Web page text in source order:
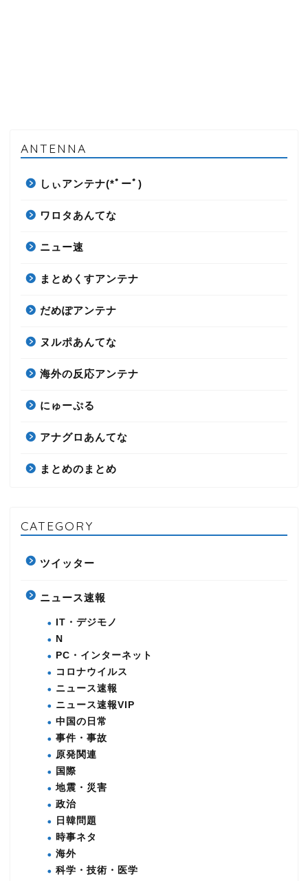
ANTENNA
しぃアンテナ(*ﾟーﾟ)
ワロタあんてな
ニュー速
まとめくすアンテナ
だめぽアンテナ
ヌルポあんてな
海外の反応アンテナ
にゅーぷる
アナグロあんてな
まとめのまとめ
CATEGORY
ツイッター
ニュース速報
IT・デジモノ
N
PC・インターネット
コロナウイルス
ニュース速報
ニュース速報VIP
中国の日常
事件・事故
原発関連
国際
地震・災害
政治
日韓問題
時事ネタ
海外
科学・技術・医学